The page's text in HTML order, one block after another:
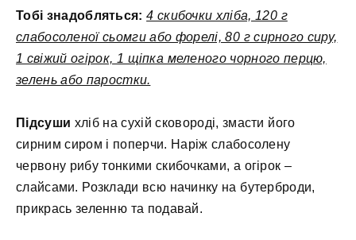
Тобі знадобляться: 4 скибочки хліба, 120 г
слабосоленої сьомги або форелі, 80 г сирного сиру,
1 свіжий огірок, 1 щіпка меленого чорного перцю,
зелень або паростки.
Підсуши хліб на сухій сковороді, змасти його
сирним сиром і поперчи. Наріж слабосолену
червону рибу тонкими скибочками, а огірок –
слайсами. Розклади всю начинку на бутерброди,
прикрась зеленню та подавай.